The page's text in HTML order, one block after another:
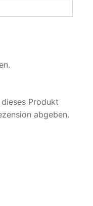
Produkt
abgeben.